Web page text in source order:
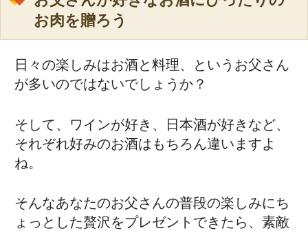
お肉を贈ろう
日々の楽しみはお酒と料理、というお父さん
が多いのではないでしょうか？
そして、ワインが好き、日本酒が好きなど、
それぞれ好みのお酒はもちろん違いますよ
ね。
そんなあなたのお父さんの普段の楽しみにち
ょっとした贅沢をプレゼントできたら、素敵